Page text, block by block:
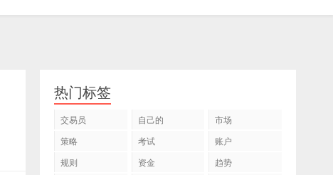
热门标签
交易员 自己的
市场
策略
考试
账户
规则
资金
趋势